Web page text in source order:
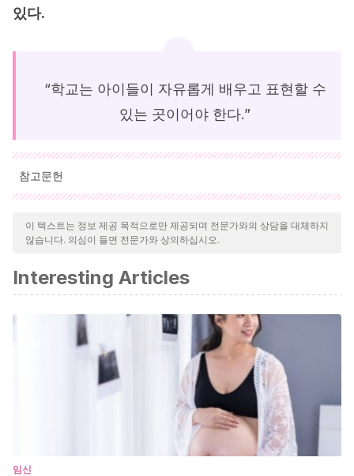
있다.
“학교는 아이들이 자유롭게 배우고 표현할 수
있는 곳이어야 한다.”
참고문헌
인용된 모든 출처는 우리 팀에 의해 집요하게 검토되어 질의의 질,
신뢰성, 시대에 맞음 및 타당성을 보장하기 위해 처리되었습니다.
이 문서의 참고 문헌은 신뢰성이 있으며 학문적 또는 과학적으로 정
Booth, T. y Ainscow, M.
inclusiva: desarrollando el aprendizaje y la participación en
los centros escolares
. Madrid: OEI.
(2011). La voz del alumnado y la inclusión
educativa: una aproximación democrática radical para el
aprendizaje intergeneracional.Revista Interuniversitaria de
Formación de Profesorado, 25
(1), 31–61.
(2012). Las posibilidades de la voz del
이 텍스트는 정보 제공 목적으로만 제공되며 전문가와의 상담을 대체하지
않습니다. 의심이 들면 전문가와 상의하십시오.
Interesting Articles
임신